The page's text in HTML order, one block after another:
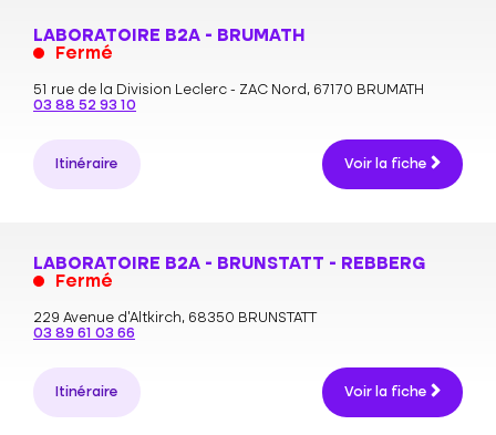
LABORATOIRE B2A - BRUMATH
Fermé
51 rue de la Division Leclerc - ZAC Nord, 67170 BRUMATH
03 88 52 93 10
Itinéraire Voir la fiche
LABORATOIRE B2A - BRUNSTATT - REBBERG
Fermé
229 Avenue d'Altkirch, 68350 BRUNSTATT
03 89 61 03 66
Itinéraire Voir la fiche